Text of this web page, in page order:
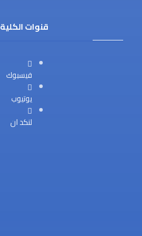
قنوات الكلية
فيسبوك
يوتيوب
لنكد ان